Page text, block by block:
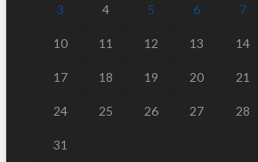
3 4 5 6 7
10 11 12 13 14
17 18 19 20 21
24 25 26 27 28
31